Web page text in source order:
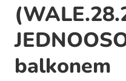
balkonem